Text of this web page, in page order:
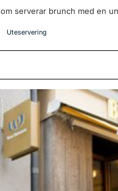
serverar brunch med en
Uteservering